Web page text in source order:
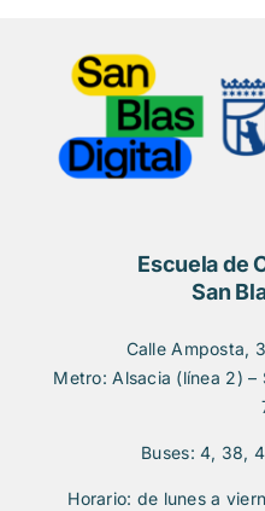
Escuela de
San
Calle Amposta,
Metro: Alsacia (línea 2) –
Buses: 4, 38,
Horario: de lunes a